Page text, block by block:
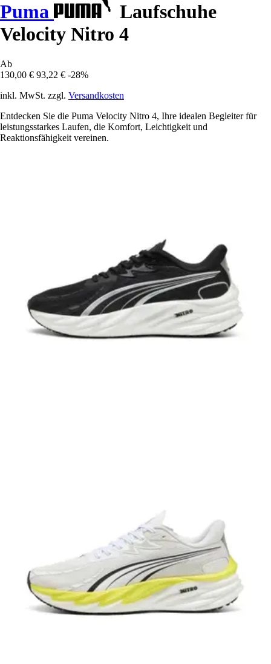
Puma
Laufschuhe
Velocity Nitro 4
Ab
130,00 € 93,22 € -28%
inkl. MwSt. zzgl. Versandkosten
Entdecken Sie die Puma Velocity Nitro 4, Ihre idealen Begleiter für
leistungsstarkes Laufen, die Komfort, Leichtigkeit und
Reaktionsfähigkeit vereinen.